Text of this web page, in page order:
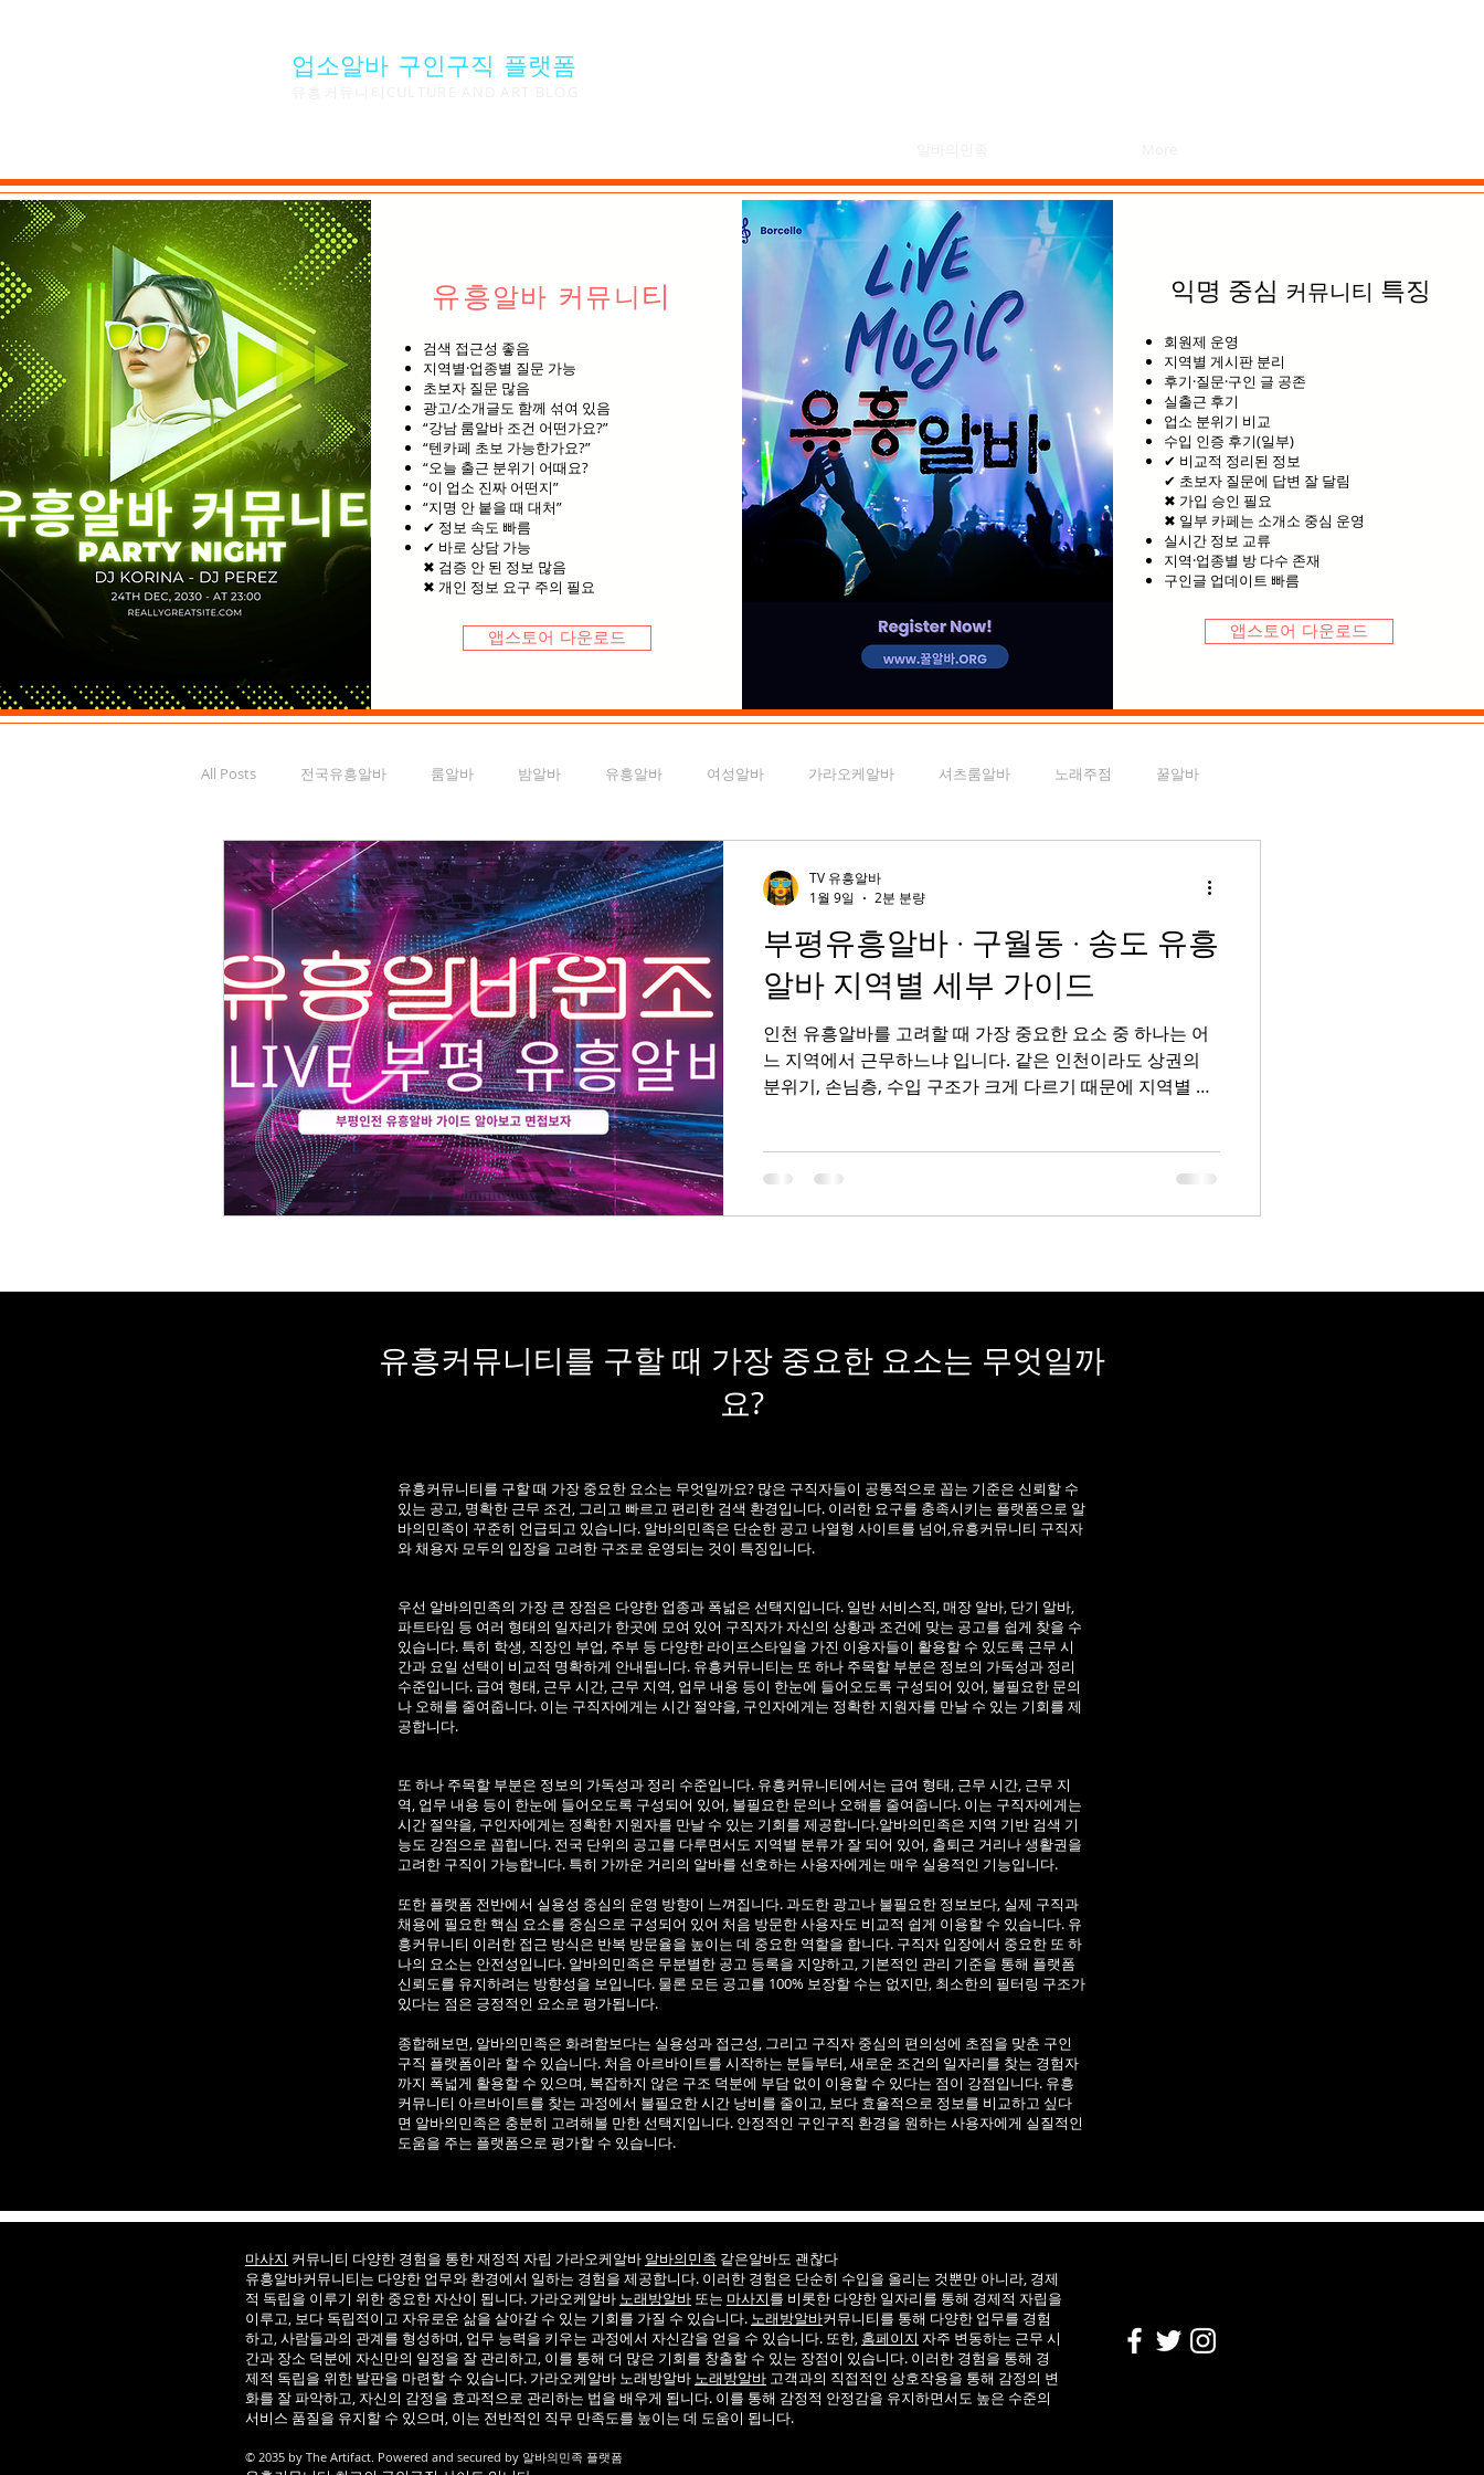
업소알바 구인구직 플랫폼
유흥알바 커뮤니티
검색 접근성 좋음
지역별·업종별 질문 가능
초보자 질문 많음
광고/소개글도 함께 섞여 있음
“강남 룸알바 조건 어떤가요?”
“텐카페 초보 가능한가요?”
“오늘 출근 분위기 어때요?
“이 업소 진짜 어떤지”
“지명 안 붙을 때 대처”
✔ 정보 속도 빠름
✔ 바로 상담 가능
✖ 검증 안 된 정보 많음
✖ 개인 정보 요구 주의 필요
앱스토어 다운로드
익명 중심 커뮤니티 특징
회원제 운영
지역별 게시판 분리
후기·질문·구인 글 공존
실출근 후기
업소 분위기 비교
수입 인증 후기(일부)
✔ 비교적 정리된 정보
✔ 초보자 질문에 답변 잘 달림
✖ 가입 승인 필요
✖ 일부 카페는 소개소 중심 운영
실시간 정보 교류
지역·업종별 방 다수 존재
구인글 업데이트 빠름
앱스토어 다운로드
All Posts 전국유흥알바 룸알바 밤알바 유흥알바 여성알바 가라오케알바 셔츠룸알바 노래주점 꿀알바
가라오케구인 부평유흥알바 구월동유흥알바 송도유흥알바
서울마사지알바 스웨디시알바 스웨디시구인 마사지알바 마사지구인 전국마사지알바 전국스웨디시
스웨디시 알바 스웨디시비교가이드 직장인스웨디시 스웨디시부업 부업트렌드 찰옥수수농사 찰옥수수재배
부평유흥알바 · 구월동 · 송도 유흥
알바 지역별 세부 가이드
인천 유흥알바를 고려할 때 가장 중요한 요소 중 하나는 어
느 지역에서 근무하느냐 입니다. 같은 인천이라도 상권의
분위기, 손님층, 수입 구조가 크게 다르기 때문에 지역별 특
바 가이 1. 부평 유흥알바 가이드 부평은 인천 최대 유동 인
구를 자랑하는 상권으로, 유흥알바 초보자에게 가장 접근성
업종이 밀집해 있습니다. 손님층은 20~40대 직장인, 친구
편입니다. 수입은 하루 평균 25만~60만 원 선이 일반적이
며, 꾸준한 출근을 통해 고정 손님을 만들면 안정적인 수입
이 가능합니다. 외모 조건보다는 기본적인 매너와 대
TV 유흥알바
1월 9일
2분 분량
유흥커뮤니티를 구할 때 가장 중요한 요소는 무엇일까
요?
유흥커뮤니티를 구할 때 가장 중요한 요소는 무엇일까요? 많은 구직자들이 공통적으로 꼽는 기준은 신뢰할 수
있는 공고, 명확한 근무 조건, 그리고 빠르고 편리한 검색 환경입니다. 이러한 요구를 충족시키는 플랫폼으로 알
바의민족이 꾸준히 언급되고 있습니다. 알바의민족은 단순한 공고 나열형 사이트를 넘어,유흥커뮤니티 구직자
와 채용자 모두의 입장을 고려한 구조로 운영되는 것이 특징입니다.
우선 알바의민족의 가장 큰 장점은 다양한 업종과 폭넓은 선택지입니다. 일반 서비스직, 매장 알바, 단기 알바,
파트타임 등 여러 형태의 일자리가 한곳에 모여 있어 구직자가 자신의 상황과 조건에 맞는 공고를 쉽게 찾을 수
있습니다. 특히 학생, 직장인 부업, 주부 등 다양한 라이프스타일을 가진 이용자들이 활용할 수 있도록 근무 시
간과 요일 선택이 비교적 명확하게 안내됩니다. 유흥커뮤니티는 또 하나 주목할 부분은 정보의 가독성과 정리
수준입니다. 급여 형태, 근무 시간, 근무 지역, 업무 내용 등이 한눈에 들어오도록 구성되어 있어, 불필요한 문의
나 오해를 줄여줍니다. 이는 구직자에게는 시간 절약을, 구인자에게는 정확한 지원자를 만날 수 있는 기회를 제
공합니다.
또 하나 주목할 부분은 정보의 가독성과 정리 수준입니다. 유흥커뮤니티에서는 급여 형태, 근무 시간, 근무 지
역, 업무 내용 등이 한눈에 들어오도록 구성되어 있어, 불필요한 문의나 오해를 줄여줍니다. 이는 구직자에게는
시간 절약을, 구인자에게는 정확한 지원자를 만날 수 있는 기회를 제공합니다.알바의민족은 지역 기반 검색 기
능도 강점으로 꼽힙니다. 전국 단위의 공고를 다루면서도 지역별 분류가 잘 되어 있어, 출퇴근 거리나 생활권을
고려한 구직이 가능합니다. 특히 가까운 거리의 알바를 선호하는 사용자에게는 매우 실용적인 기능입니다.
또한 플랫폼 전반에서 실용성 중심의 운영 방향이 느껴집니다. 과도한 광고나 불필요한 정보보다, 실제 구직과
채용에 필요한 핵심 요소를 중심으로 구성되어 있어 처음 방문한 사용자도 비교적 쉽게 이용할 수 있습니다. 유
흥커뮤니티 이러한 접근 방식은 반복 방문율을 높이는 데 중요한 역할을 합니다. 구직자 입장에서 중요한 또 하
나의 요소는 안전성입니다. 알바의민족은 무분별한 공고 등록을 지양하고, 기본적인 관리 기준을 통해 플랫폼
신뢰도를 유지하려는 방향성을 보입니다. 물론 모든 공고를 100% 보장할 수는 없지만, 최소한의 필터링 구조가
있다는 점은 긍정적인 요소로 평가됩니다.
종합해보면, 알바의민족은 화려함보다는 실용성과 접근성, 그리고 구직자 중심의 편의성에 초점을 맞춘 구인
구직 플랫폼이라 할 수 있습니다. 처음 아르바이트를 시작하는 분들부터, 새로운 조건의 일자리를 찾는 경험자
까지 폭넓게 활용할 수 있으며, 복잡하지 않은 구조 덕분에 부담 없이 이용할 수 있다는 점이 강점입니다. 유흥
커뮤니티 아르바이트를 찾는 과정에서 불필요한 시간 낭비를 줄이고, 보다 효율적으로 정보를 비교하고 싶다
면 알바의민족은 충분히 고려해볼 만한 선택지입니다. 안정적인 구인구직 환경을 원하는 사용자에게 실질적인
도움을 주는 플랫폼으로 평가할 수 있습니다.
마사지 커뮤니티 다양한 경험을 통한 재정적 자립 가라오케알바 알바의민족 같은알바도 괜찮다
유흥알바커뮤니티는 다양한 업무와 환경에서 일하는 경험을 제공합니다. 이러한 경험은 단순히 수입을 올리는 것뿐만 아니라, 경제
적 독립을 이루기 위한 중요한 자산이 됩니다. 가라오케알바 노래방알바 또는 마사지를 비롯한 다양한 일자리를 통해 경제적 자립을
이루고, 보다 독립적이고 자유로운 삶을 살아갈 수 있는 기회를 가질 수 있습니다. 노래방알바커뮤니티를 통해 다양한 업무를 경험
하고, 사람들과의 관계를 형성하며, 업무 능력을 키우는 과정에서 자신감을 얻을 수 있습니다. 또한, 홈페이지 자주 변동하는 근무 시
간과 장소 덕분에 자신만의 일정을 잘 관리하고, 이를 통해 더 많은 기회를 창출할 수 있는 장점이 있습니다. 이러한 경험을 통해 경
제적 독립을 위한 발판을 마련할 수 있습니다. 가라오케알바 노래방알바 노래방알바 고객과의 직접적인 상호작용을 통해 감정의 변
화를 잘 파악하고, 자신의 감정을 효과적으로 관리하는 법을 배우게 됩니다. 이를 통해 감정적 안정감을 유지하면서도 높은 수준의
서비스 품질을 유지할 수 있으며, 이는 전반적인 직무 만족도를 높이는 데 도움이 됩니다.
© 2035 by The Artifact. Powered and secured by 알바의민족 플랫폼